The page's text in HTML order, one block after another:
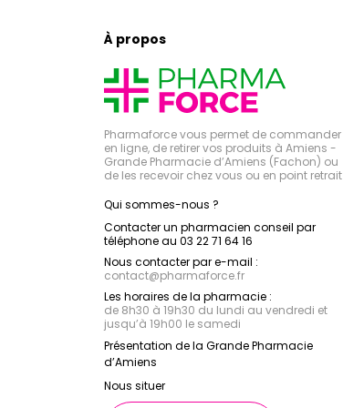
À propos
Pharmaforce vous permet de commander
en ligne, de retirer vos produits à Amiens -
Grande Pharmacie d’Amiens (Fachon) ou
de les recevoir chez vous ou en point retrait
Qui sommes-nous ?
Contacter un pharmacien conseil par
téléphone au 03 22 71 64 16
Nous contacter par e-mail :
contact@pharmaforce.fr
Les horaires de la pharmacie :
de 8h30 à 19h30 du lundi au vendredi et
jusqu’à 19h00 le samedi
Présentation de la Grande Pharmacie
d’Amiens
Nous situer